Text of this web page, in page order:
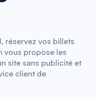
réservez vos billets
vous propose les
site sans publicité et
client de